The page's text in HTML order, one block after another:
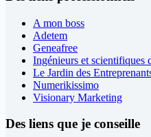
A mon boss
Adetem
Geneafree
Ingénieurs et scientifiques
Le Jardin des
Numerikissimo
Visionary Marketing
Des liens que je conseille